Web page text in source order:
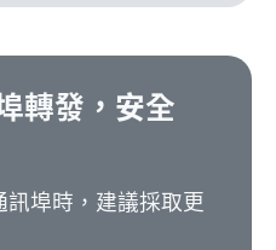
轉發，安全
埠時，建議採取更